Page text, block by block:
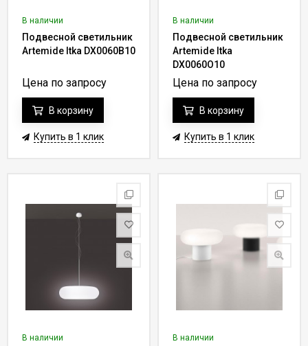
В наличии
Подвесной светильник
Artemide Itka DX0060B10
Цена по запросу
В корзину
Купить в 1 клик
В наличии
Подвесной светильник
Artemide Itka
DX0060O10
Цена по запросу
В корзину
Купить в 1 клик
В наличии В наличии